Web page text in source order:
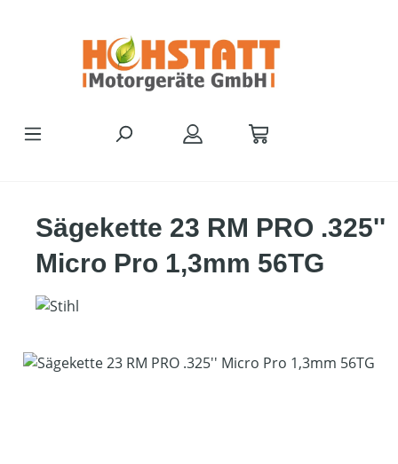
Sägekette 23 RM PRO .325''
Micro Pro 1,3mm 56TG
Bildergalerie überspringen